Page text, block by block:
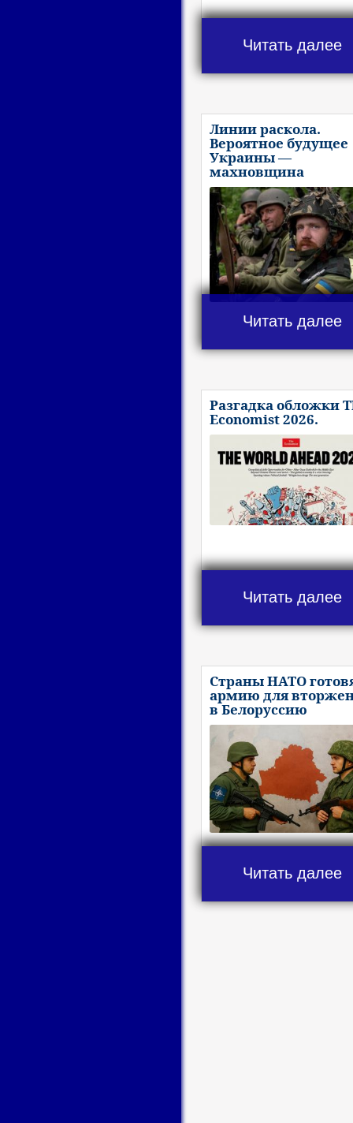
Читать далее
Линии раскола.
Вероятное будущее
Украины —
махновщина
Читать далее
Разгадка обложки
Economist 2026.
Читать далее
Страны НАТО
армию для
в Белоруссию
Читать далее